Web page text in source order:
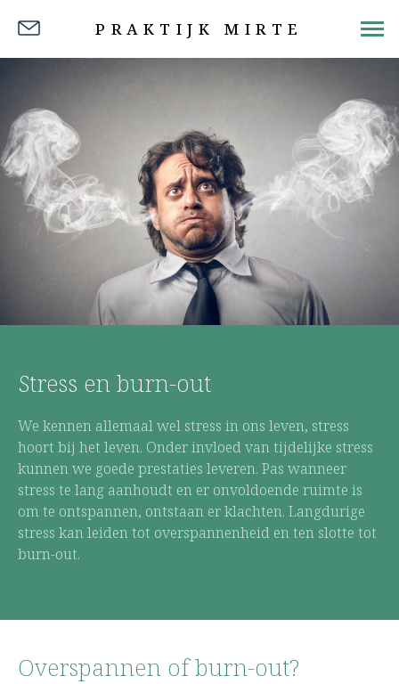
PRAKTIJK MIRTE
Stress en burn-out
We kennen allemaal wel stress in ons leven, stress
hoort bij het leven. Onder invloed van tijdelijke stress
kunnen we goede prestaties leveren. Pas wanneer
stress te lang aanhoudt en er onvoldoende ruimte is
om te ontspannen, ontstaan er klachten. Langdurige
stress kan leiden tot overspannenheid en ten slotte tot
burn-out.
Overspannen of burn-out?